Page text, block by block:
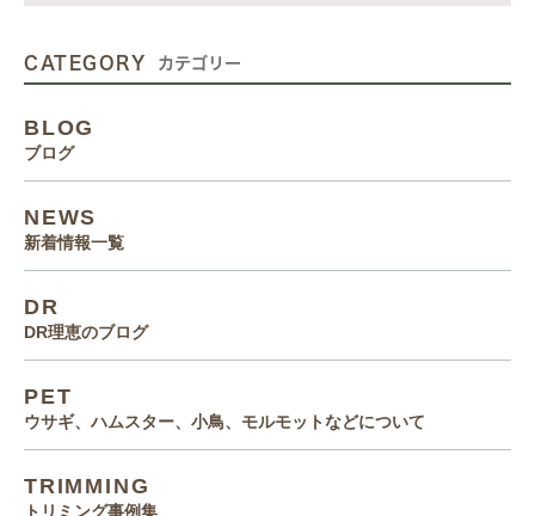
CATEGORY カテゴリー
BLOG
ブログ
NEWS
新着情報一覧
DR
DR理恵のブログ
PET
ウサギ、ハムスター、小鳥、モルモットなどについて
TRIMMING
トリミング事例集